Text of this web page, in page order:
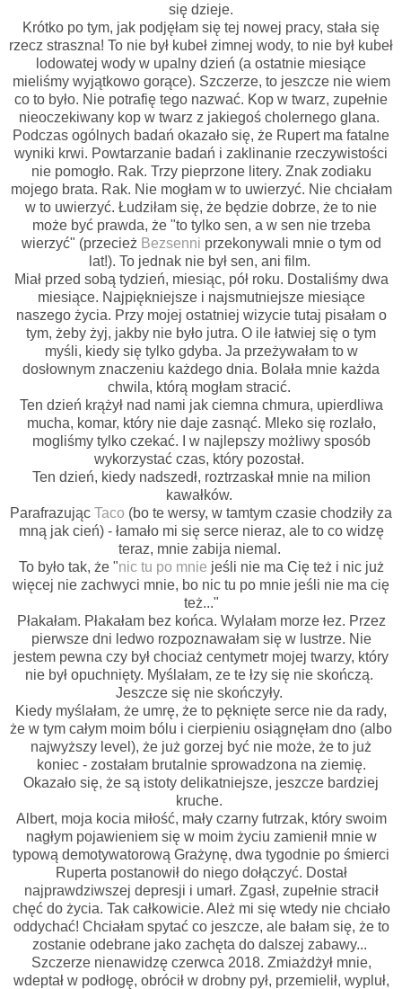
się dzieje.
Krótko po tym, jak podjęłam się tej nowej pracy, stała się
rzecz straszna! To nie był kubeł zimnej wody, to nie był kubeł
lodowatej wody w upalny dzień (a ostatnie miesiące
mieliśmy wyjątkowo gorące). Szczerze, to jeszcze nie wiem
co to było. Nie potrafię tego nazwać. Kop w twarz, zupełnie
nieoczekiwany kop w twarz z jakiegoś cholernego glana.
Podczas ogólnych badań okazało się, że Rupert ma fatalne
wyniki krwi. Powtarzanie badań i zaklinanie rzeczywistości
nie pomogło. Rak. Trzy pieprzone litery. Znak zodiaku
mojego brata. Rak. Nie mogłam w to uwierzyć. Nie chciałam
w to uwierzyć. Łudziłam się, że będzie dobrze, że to nie
może być prawda, że "to tylko sen, a w sen nie trzeba
wierzyć" (przecież Bezsenni przekonywali mnie o tym od
lat!). To jednak nie był sen, ani film.
Miał przed sobą tydzień, miesiąc, pół roku. Dostaliśmy dwa
miesiące. Najpiękniejsze i najsmutniejsze miesiące
naszego życia. Przy mojej ostatniej wizycie tutaj pisałam o
tym, żeby żyj, jakby nie było jutra. O ile łatwiej się o tym
myśli, kiedy się tylko gdyba. Ja przeżywałam to w
dosłownym znaczeniu każdego dnia. Bolała mnie każda
chwila, którą mogłam stracić.
Ten dzień krążył nad nami jak ciemna chmura, upierdliwa
mucha, komar, który nie daje zasnąć. Mleko się rozlało,
mogliśmy tylko czekać. I w najlepszy możliwy sposób
wykorzystać czas, który pozostał.
Ten dzień, kiedy nadszedł, roztrzaskał mnie na milion
kawałków.
Parafrazując Taco (bo te wersy, w tamtym czasie chodziły za
mną jak cień) - łamało mi się serce nieraz, ale to co widzę
teraz, mnie zabija niemal.
To było tak, że "nic tu po mnie jeśli nie ma Cię też i nic już
więcej nie zachwyci mnie, bo nic tu po mnie jeśli nie ma cię
też..."
Płakałam. Płakałam bez końca. Wylałam morze łez. Przez
pierwsze dni ledwo rozpoznawałam się w lustrze. Nie
jestem pewna czy był chociaż centymetr mojej twarzy, który
nie był opuchnięty. Myślałam, ze te łzy się nie skończą.
Jeszcze się nie skończyły.
Kiedy myślałam, że umrę, że to pęknięte serce nie da rady,
że w tym całym moim bólu i cierpieniu osiągnęłam dno (albo
najwyższy level), że już gorzej być nie może, że to już
koniec - zostałam brutalnie sprowadzona na ziemię.
Okazało się, że są istoty delikatniejsze, jeszcze bardziej
kruche.
Albert, moja kocia miłość, mały czarny futrzak, który swoim
nagłym pojawieniem się w moim życiu zamienił mnie w
typową demotywatorową Grażynę, dwa tygodnie po śmierci
Ruperta postanowił do niego dołączyć. Dostał
najprawdziwszej depresji i umarł. Zgasł, zupełnie stracił
chęć do życia. Tak całkowicie. Ależ mi się wtedy nie chciało
oddychać! Chciałam spytać co jeszcze, ale bałam się, że to
zostanie odebrane jako zachęta do dalszej zabawy...
Szczerze nienawidzę czerwca 2018. Zmiażdżył mnie,
wdeptał w podłogę, obrócił w drobny pył, przemielił, wypluł,